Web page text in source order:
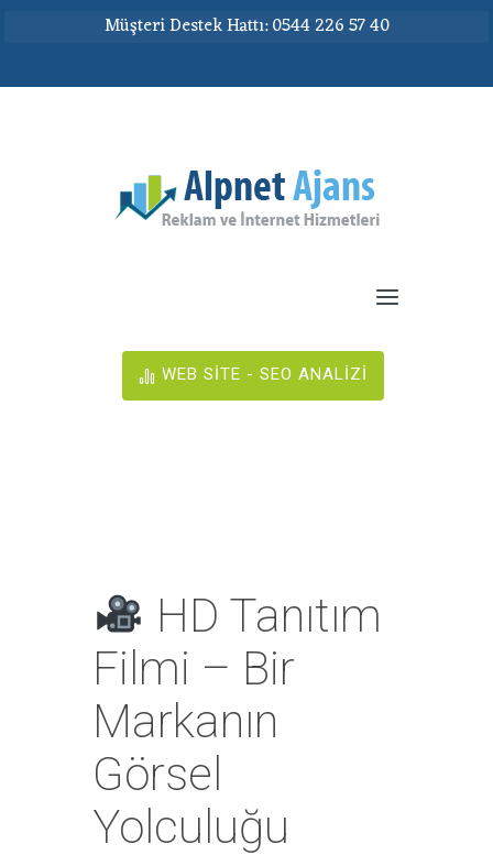
Müşteri Destek Hattı: 0544 226 57 40
WEB SİTE - SEO ANALİZİ
HD Tanıtım
Filmi – Bir
Markanın
Görsel
Yolculuğu